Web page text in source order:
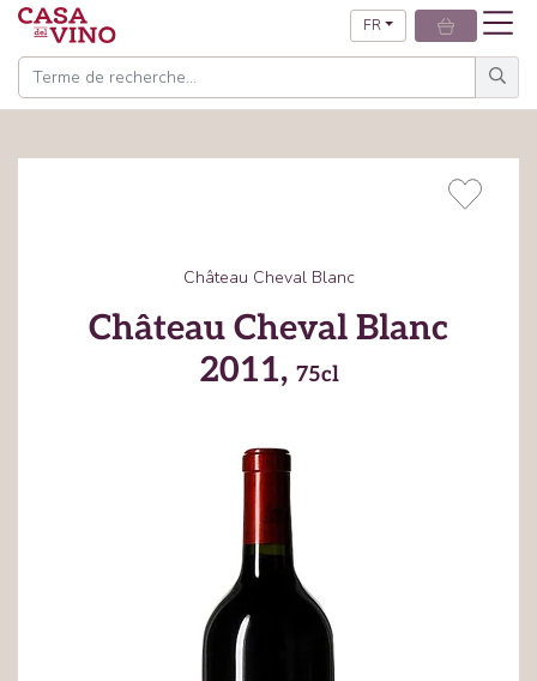
FR
Château Cheval Blanc
Château Cheval Blanc
2011, 75cl